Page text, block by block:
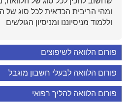
ומהי הריבית הכדאית לכל סוג של
וללמוד מניסיוננו ומניסיון הגולשים
פורום הלוואה לשיפוצים
פורום הלוואה לבעלי חשבון מוגבל
פורום הלוואה להליך רפואי